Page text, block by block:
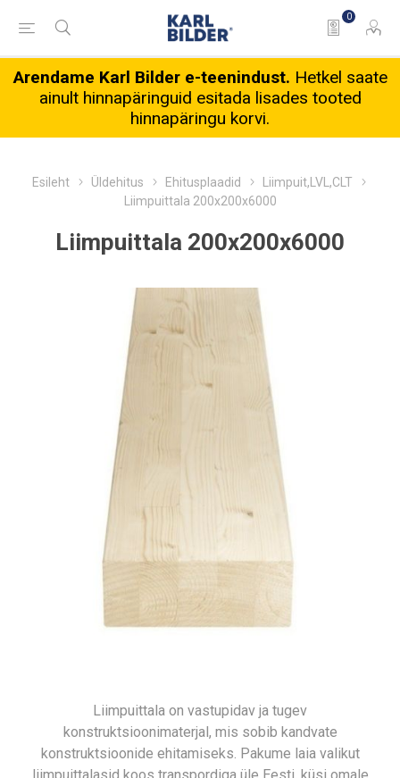
0
Arendame Karl Bilder e-teenindust. Hetkel saate
ainult hinnapäringuid esitada lisades tooted
hinnapäringu korvi.
Esileht Üldehitus Ehitusplaadid
Liimpuit,LVL,CLT
Liimpuittala 200x200x6000
Liimpuittala 200x200x6000
Liimpuittala on vastupidav ja tugev
konstruktsioonimaterjal, mis sobib kandvate
konstruktsioonide ehitamiseks. Pakume laia valikut